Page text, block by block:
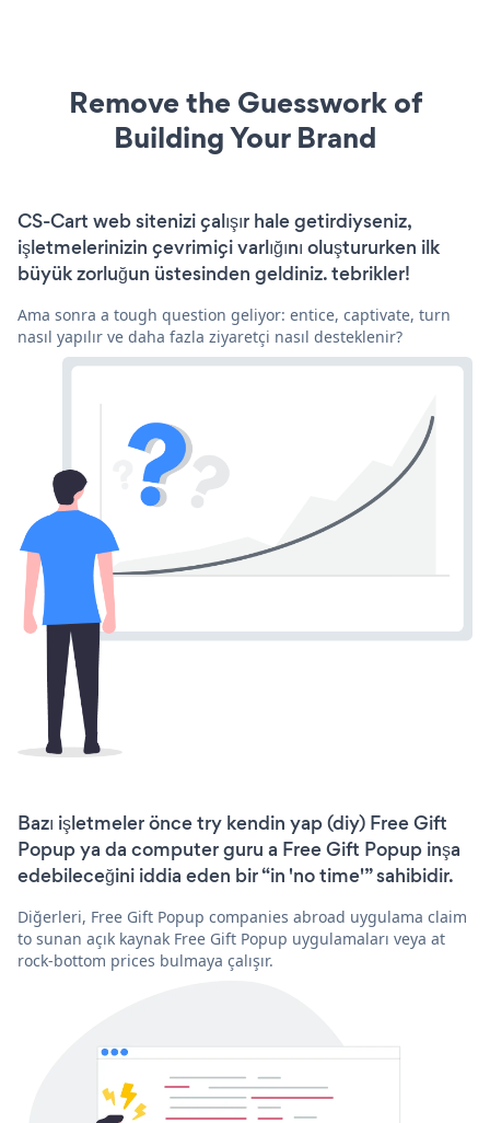
Remove the Guesswork of
Building Your Brand
CS-Cart web sitenizi çalışır hale getirdiyseniz,
işletmelerinizin çevrimiçi varlığını oluştururken ilk
büyük zorluğun üstesinden geldiniz. tebrikler!
Ama sonra a tough question geliyor: entice, captivate, turn
nasıl yapılır ve daha fazla ziyaretçi nasıl desteklenir?
Bazı işletmeler önce try kendin yap (diy) Free Gift
Popup ya da computer guru a Free Gift Popup inşa
edebileceğini iddia eden bir “in 'no time'” sahibidir.
Diğerleri, Free Gift Popup companies abroad uygulama claim
to sunan açık kaynak Free Gift Popup uygulamaları veya at
rock-bottom prices bulmaya çalışır.